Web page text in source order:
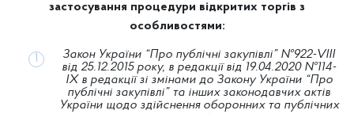
застосування процедури відкритих торгів з
особливостями:
Закон України “Про публічні закупівлі” №922-VIII
від 25.12.2015 року, в редакції від 19.04.2020 №114-
IX в редакції зі змінами до Закону України “Про
публічні закупівлі” та інших законодавчих актів
України щодо здійснення оборонних та публічних